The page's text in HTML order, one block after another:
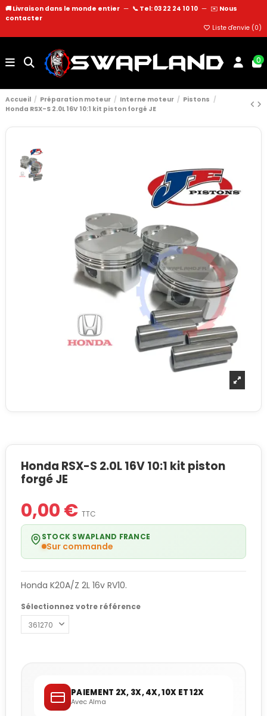
🚚 Livraison dans le monde entier — 📞 Tel: 03 22 24 10 10 — ✉️ Nous
contacter
Liste d'envie (0)
0
Accueil Préparation moteur Interne moteur
Pistons
Honda RSX-S 2.0L 16V 10:1 kit piston forgé JE
Honda RSX-S 2.0L 16V 10:1 kit piston
forgé JE
0,00 € TTC
STOCK SWAPLAND FRANCE
Sur commande
Honda K20A/Z 2L 16v RV10.
Sélectionnez votre référence
PAIEMENT 2X, 3X, 4X, 10X ET 12X
Avec Alma